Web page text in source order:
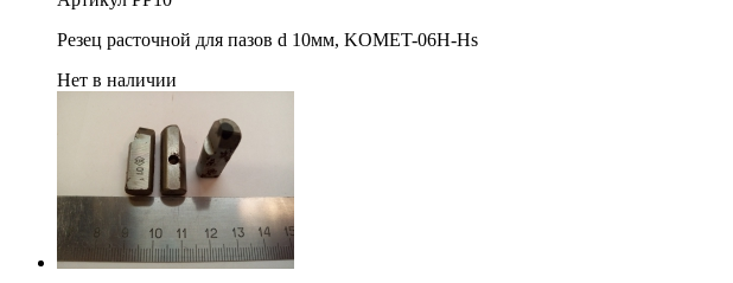
Резец расточной для пазов d 10мм, KOMET-06H-Hs
Нет в наличии